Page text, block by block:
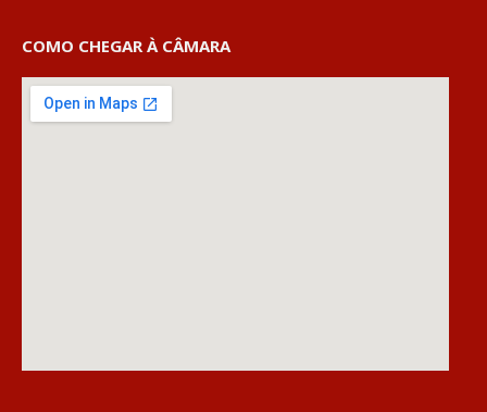
COMO CHEGAR À CÂMARA